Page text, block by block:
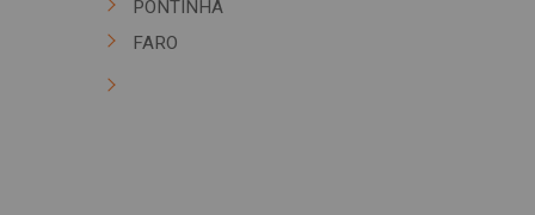
PONTINHA
FARO